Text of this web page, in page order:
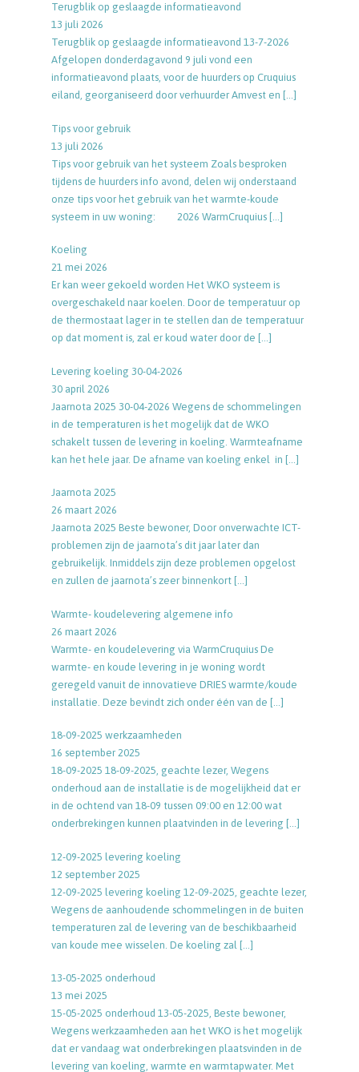
Terugblik op geslaagde informatieavond
13 juli 2026
Terugblik op geslaagde informatieavond 13-7-2026
Afgelopen donderdagavond 9 juli vond een
informatieavond plaats, voor de huurders op Cruquius
eiland, georganiseerd door verhuurder Amvest en […]
Tips voor gebruik
13 juli 2026
Tips voor gebruik van het systeem Zoals besproken
tijdens de huurders info avond, delen wij onderstaand
onze tips voor het gebruik van het warmte-koude
systeem in uw woning: 2026 WarmCruquius […]
Koeling
21 mei 2026
Er kan weer gekoeld worden Het WKO systeem is
overgeschakeld naar koelen. Door de temperatuur op
de thermostaat lager in te stellen dan de temperatuur
op dat moment is, zal er koud water door de […]
Levering koeling 30-04-2026
30 april 2026
Jaarnota 2025 30-04-2026 Wegens de schommelingen
in de temperaturen is het mogelijk dat de WKO
schakelt tussen de levering in koeling. Warmteafname
kan het hele jaar. De afname van koeling enkel in […]
Jaarnota 2025
26 maart 2026
Jaarnota 2025 Beste bewoner, Door onverwachte ICT-
problemen zijn de jaarnota’s dit jaar later dan
gebruikelijk. Inmiddels zijn deze problemen opgelost
en zullen de jaarnota’s zeer binnenkort […]
Warmte- koudelevering algemene info
26 maart 2026
Warmte- en koudelevering via WarmCruquius De
warmte- en koude levering in je woning wordt
geregeld vanuit de innovatieve DRIES warmte/koude
installatie. Deze bevindt zich onder één van de […]
18-09-2025 werkzaamheden
16 september 2025
18-09-2025 18-09-2025, geachte lezer, Wegens
onderhoud aan de installatie is de mogelijkheid dat er
in de ochtend van 18-09 tussen 09:00 en 12:00 wat
onderbrekingen kunnen plaatvinden in de levering […]
12-09-2025 levering koeling
12 september 2025
12-09-2025 levering koeling 12-09-2025, geachte lezer,
Wegens de aanhoudende schommelingen in de buiten
temperaturen zal de levering van de beschikbaarheid
van koude mee wisselen. De koeling zal […]
13-05-2025 onderhoud
13 mei 2025
15-05-2025 onderhoud 13-05-2025, Beste bewoner,
Wegens werkzaamheden aan het WKO is het mogelijk
dat er vandaag wat onderbrekingen plaatsvinden in de
levering van koeling, warmte en warmtapwater. Met